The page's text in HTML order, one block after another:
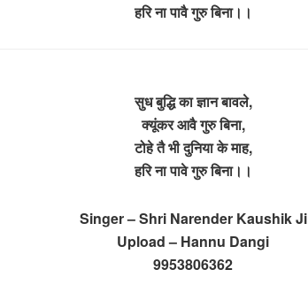
हरि ना पावै गुरु बिना।।
सुध बुद्धि का ज्ञान बावले,
क्यूंकर आवै गुरु बिना,
टोहे तै भी दुनिया के माह,
हरि ना पावे गुरु बिना।।
Singer – Shri Narender Kaushik Ji
Upload – Hannu Dangi
9953806362